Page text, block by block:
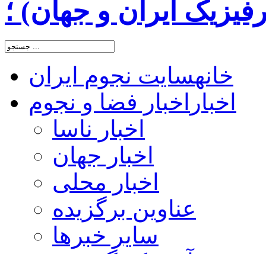
ایران و جهان) ؛
خانهسایت نجوم ایران
اخبار اخبار فضا و نجوم
اخبار ناسا
اخبار جهان
اخبار محلی
عناوین برگزیده
سایر خبرها